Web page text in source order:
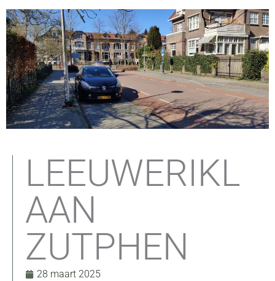
LEEUWERIKL
AAN
ZUTPHEN
28 maart 2025